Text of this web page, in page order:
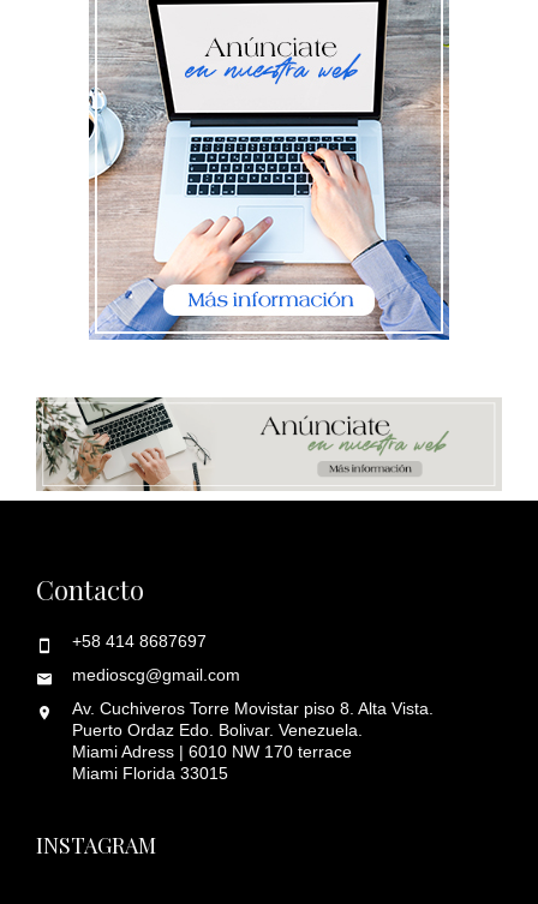
Contacto
+58 414 8687697
medioscg@gmail.com
Av. Cuchiveros Torre Movistar piso 8. Alta Vista.
Puerto Ordaz Edo. Bolivar. Venezuela.
Miami Adress | 6010 NW 170 terrace
Miami Florida 33015
INSTAGRAM